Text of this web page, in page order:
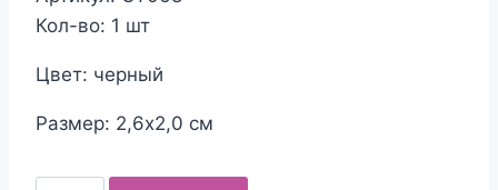
Кол-во: 1 шт
Цвет: черный
Размер: 2,6х2,0 см